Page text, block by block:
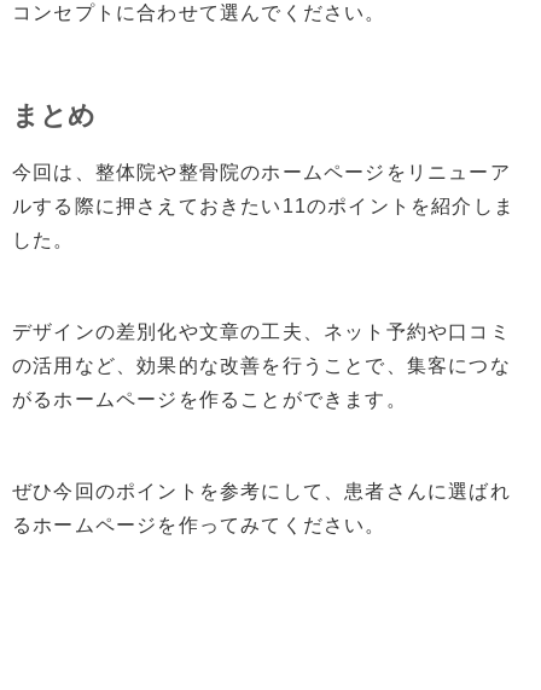
コンセプトに合わせて選んでください。
まとめ
今回は、整体院や整骨院のホームページをリニューア
ルする際に押さえておきたい11のポイントを紹介しま
した。
デザインの差別化や文章の工夫、ネット予約や口コミ
の活用など、効果的な改善を行うことで、集客につな
がるホームページを作ることができます。
ぜひ今回のポイントを参考にして、患者さんに選ばれ
るホームページを作ってみてください。